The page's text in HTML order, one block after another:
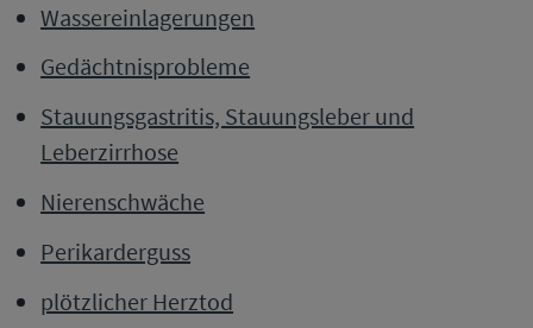
Wassereinlagerungen
Gedächtnisprobleme
Stauungsgastritis, Stauungsleber und
Leberzirrhose
Nierenschwäche
Perikarderguss
plötzlicher Herztod